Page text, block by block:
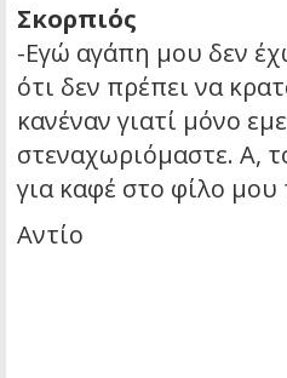
Σκορπιός
-Εγώ αγάπη μου δεν
ότι δεν πρέπει να
κανέναν γιατί μόνο
στεναχωριόμαστε. Α,
για καφέ στο φίλο μου
Αντίο